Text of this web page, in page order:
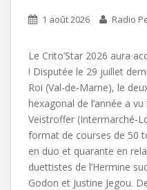
1 août 2026 Radio
Le Crito’Star 2026 aura
! Disputée le 29 juillet
Roi (Val-de-Marne), le
hexagonal de l’année a
Veistroffer (Intermarché-
format de courses de 50
en duo et quarante en
duettistes de l’Hermine
Godon et Justine Jegou.